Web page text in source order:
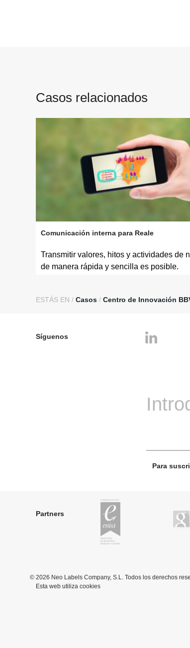
Casos relacionados
Comunicación interna para Reale
Transmitir valores, hitos y actividades de
de manera rápida y sencilla es posible.
ESTÁS EN / Casos / Centro de Innovación
Síguenos
Para
Partners
© 2026 Neo Labels Company, S.L. Todos los derechos
Esta web utiliza cookies